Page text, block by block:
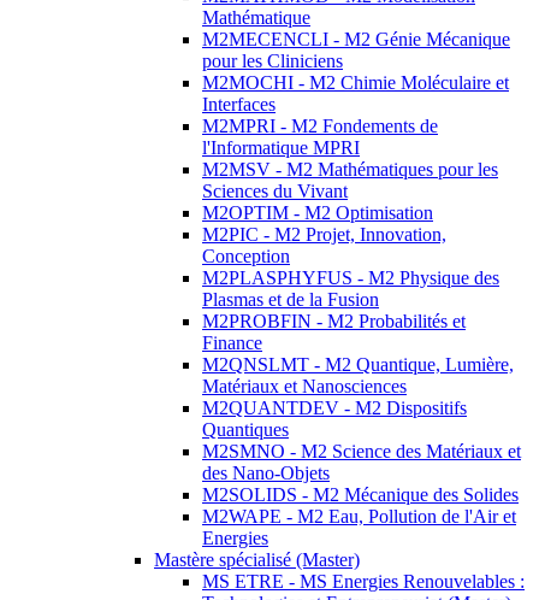
Mathématique
M2MECENCLI - M2 Génie Mécanique
pour les Cliniciens
M2MOCHI - M2 Chimie Moléculaire et
Interfaces
M2MPRI - M2 Fondements de
l'Informatique MPRI
M2MSV - M2 Mathématiques pour les
Sciences du Vivant
M2OPTIM - M2 Optimisation
M2PIC - M2 Projet, Innovation,
Conception
M2PLASPHYFUS - M2 Physique des
Plasmas et de la Fusion
M2PROBFIN - M2 Probabilités et
Finance
M2QNSLMT - M2 Quantique, Lumière,
Matériaux et Nanosciences
M2QUANTDEV - M2 Dispositifs
Quantiques
M2SMNO - M2 Science des Matériaux et
des Nano-Objets
M2SOLIDS - M2 Mécanique des Solides
M2WAPE - M2 Eau, Pollution de l'Air et
Energies
Mastère spécialisé (Master)
MS ETRE - MS Energies Renouvelables :